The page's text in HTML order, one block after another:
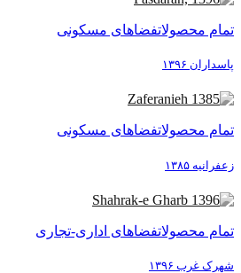
تمام محصولاتفضاهای مسکونی
پاسداران ۱۳۹۶
تمام محصولاتفضاهای مسکونی
زعفرانیه ۱۳۸۵
تمام محصولاتفضاهای اداری-تجاری
شهرک غرب ۱۳۹۶